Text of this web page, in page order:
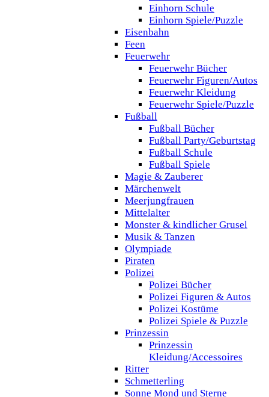
Einhorn Schule
Einhorn Spiele/Puzzle
Eisenbahn
Feen
Feuerwehr
Feuerwehr Bücher
Feuerwehr Figuren/Autos
Feuerwehr Kleidung
Feuerwehr Spiele/Puzzle
Fußball
Fußball Bücher
Fußball Party/Geburtstag
Fußball Schule
Fußball Spiele
Magie & Zauberer
Märchenwelt
Meerjungfrauen
Mittelalter
Monster & kindlicher Grusel
Musik & Tanzen
Olympiade
Piraten
Polizei
Polizei Bücher
Polizei Figuren & Autos
Polizei Kostüme
Polizei Spiele & Puzzle
Prinzessin
Prinzessin
Kleidung/Accessoires
Ritter
Schmetterling
Sonne Mond und Sterne